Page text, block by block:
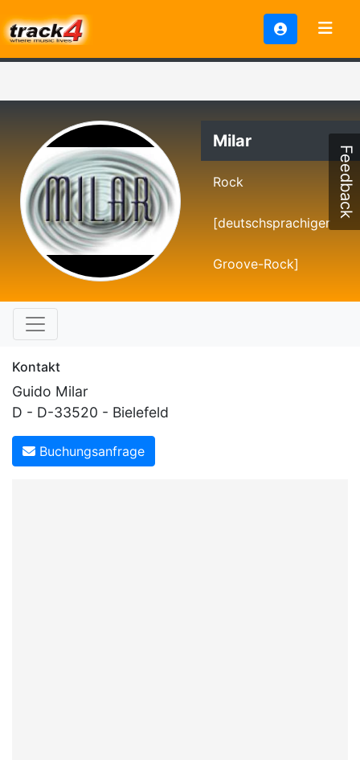
Milar
Rock
[deutschsprachiger
Groove-Rock]
Kontakt
Guido Milar
D - D-33520 - Bielefeld
Buchungsanfrage
Feedback